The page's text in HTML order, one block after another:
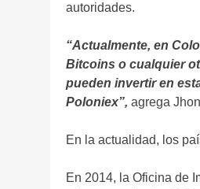
autoridades.
“Actualmente, en
Bitcoins o cualquier
pueden invertir en
Poloniex”, agrega
En la actualidad, los
En 2014, la Oficina de